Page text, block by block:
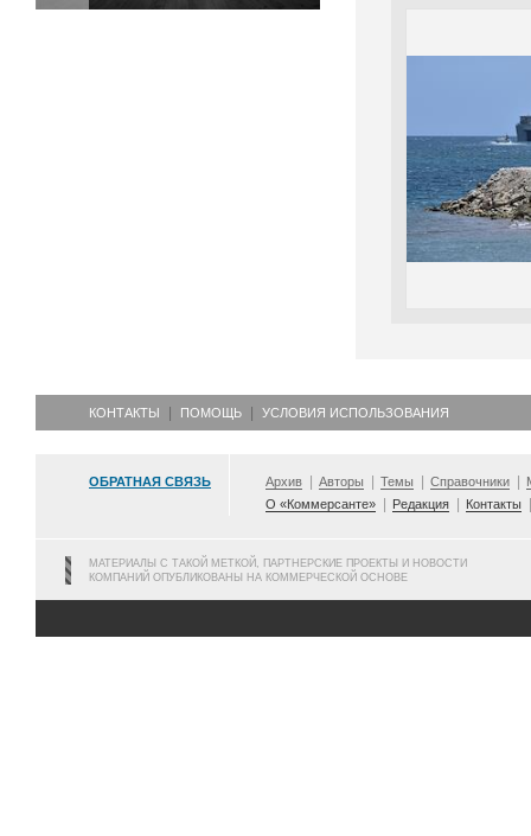
КОНТАКТЫ ПОМОЩЬ УСЛОВИЯ ИСПОЛЬЗОВАНИЯ
ОБРАТНАЯ СВЯЗЬ Архив Авторы Темы Справочники
О «Коммерсанте»
Редакция Контакты
МАТЕРИАЛЫ С ТАКОЙ МЕТКОЙ, ПАРТНЕРСКИЕ ПРОЕКТЫ И НОВОСТИ
КОМПАНИЙ ОПУБЛИКОВАНЫ НА КОММЕРЧЕСКОЙ ОСНОВЕ